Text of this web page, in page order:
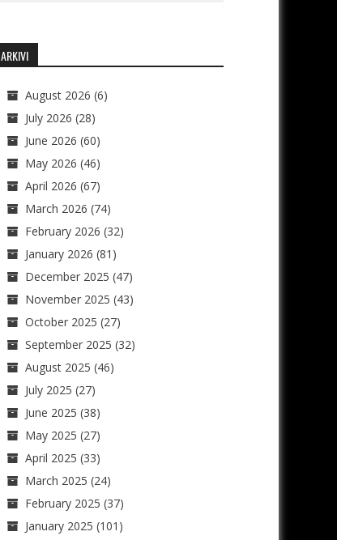
ARKIVI
August 2026 (6)
July 2026 (28)
June 2026 (60)
May 2026 (46)
April 2026 (67)
March 2026 (74)
February 2026 (32)
January 2026 (81)
December 2025 (47)
November 2025 (43)
October 2025 (27)
September 2025 (32)
August 2025 (46)
July 2025 (27)
June 2025 (38)
May 2025 (27)
April 2025 (33)
March 2025 (24)
February 2025 (37)
January 2025 (101)